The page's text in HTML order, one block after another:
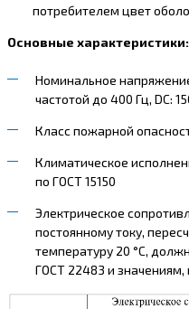
потребителем цвет
Основные характеристики:
Номинальное
частотой до 400 Гц, DC:
Класс пожарной
Климатическое
по ГОСТ 15150
Электрическое
постоянному току,
температуру 20 °С,
ГОСТ 22483 и